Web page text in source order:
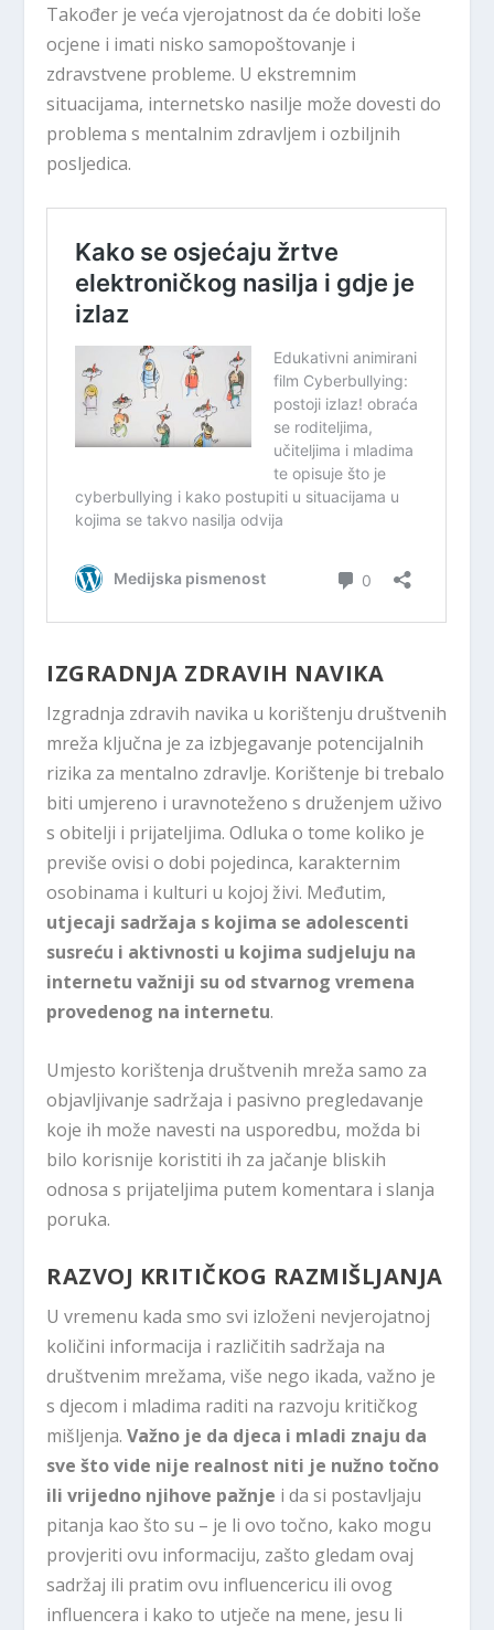
Također je veća vjerojatnost da će dobiti loše
ocjene i imati nisko samopoštovanje i
zdravstvene probleme. U ekstremnim
situacijama, internetsko nasilje može dovesti do
problema s mentalnim zdravljem i ozbiljnih
posljedica.
IZGRADNJA ZDRAVIH NAVIKA
Izgradnja zdravih navika u korištenju društvenih
mreža ključna je za izbjegavanje potencijalnih
rizika za mentalno zdravlje. Korištenje bi trebalo
biti umjereno i uravnoteženo s druženjem uživo
s obitelji i prijateljima. Odluka o tome koliko je
previše ovisi o dobi pojedinca, karakternim
osobinama i kulturi u kojoj živi. Međutim,
utjecaji sadržaja s kojima se adolescenti
susreću i aktivnosti u kojima sudjeluju na
internetu važniji su od stvarnog vremena
provedenog na internetu.
Umjesto korištenja društvenih mreža samo za
objavljivanje sadržaja i pasivno pregledavanje
koje ih može navesti na usporedbu, možda bi
bilo korisnije koristiti ih za jačanje bliskih
odnosa s prijateljima putem komentara i slanja
poruka.
RAZVOJ KRITIČKOG RAZMIŠLJANJA
U vremenu kada smo svi izloženi nevjerojatnoj
količini informacija i različitih sadržaja na
društvenim mrežama, više nego ikada, važno je
s djecom i mladima raditi na razvoju kritičkog
mišljenja.Važno je da djeca i mladi znaju da
sve što vide nije realnost niti je nužno točno
ili vrijedno njihove pažnje i da si postavljaju
pitanja kao što su – je li ovo točno, kako mogu
provjeriti ovu informaciju, zašto gledam ovaj
sadržaj ili pratim ovu influencericu ili ovog
influencera i kako to utječe na mene, jesu li